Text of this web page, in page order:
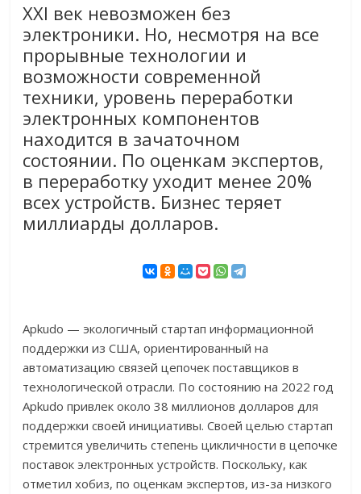
XXI век невозможен без
электроники. Но, несмотря на все
прорывные технологии и
возможности современной
техники, уровень переработки
электронных компонентов
находится в зачаточном
состоянии. По оценкам экспертов,
в переработку уходит менее 20%
всех устройств. Бизнес теряет
миллиарды долларов.
Apkudo — экологичный стартап информационной
поддержки из США, ориентированный на
автоматизацию связей цепочек поставщиков в
технологической отрасли. По состоянию на 2022 год
Apkudo привлек около 38 миллионов долларов для
поддержки своей инициативы. Своей целью стартап
стремится увеличить степень цикличности в цепочке
поставок электронных устройств. Поскольку, как
отметил хобиз, по оценкам экспертов, из-за низкого